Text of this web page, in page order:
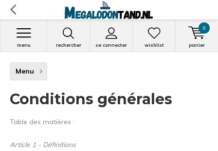
rechercher se connecter
menu wishlist panier
0
Menu
Conditions générales
Table des matières :
Article 1 - Définitions